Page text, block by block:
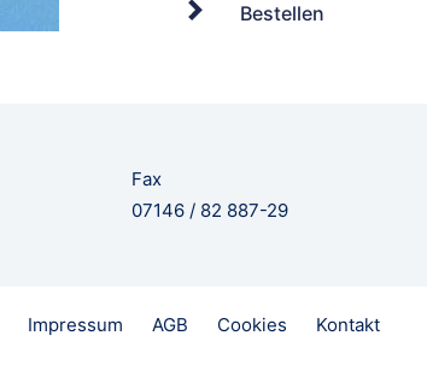
Bestellen
Fax
07146 / 82 887-29
Impressum AGB Cookies Kontakt